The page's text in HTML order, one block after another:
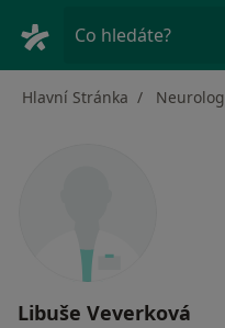
Co hledáte?
Hlavní Stránka Neurolog
Libuše Veverková